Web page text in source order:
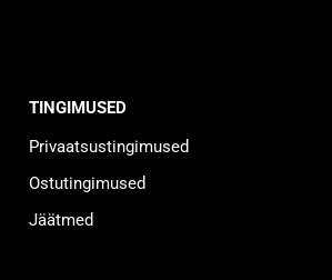
TINGIMUSED
Privaatsustingimused
Ostutingimused
Jäätmed